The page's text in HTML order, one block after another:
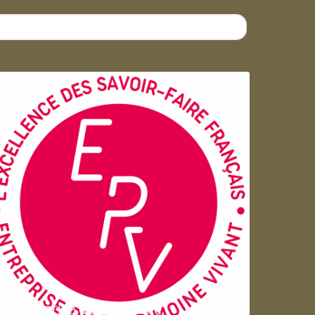
Entreprise du patrimoie